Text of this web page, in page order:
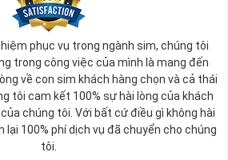
phục vụ trong ngành sim, chúng tôi
trong công việc của mình là mang đến
về con sim khách hàng chọn và cả thái
tôi cam kết 100% sự hài lòng của khách
chúng tôi. Với bất cứ điều gì không hài
lại 100% phí dịch vụ đã chuyển cho chúng
tôi.